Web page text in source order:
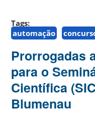
Tags:
automação
Prorrogadas
para o
Científica
Blumenau